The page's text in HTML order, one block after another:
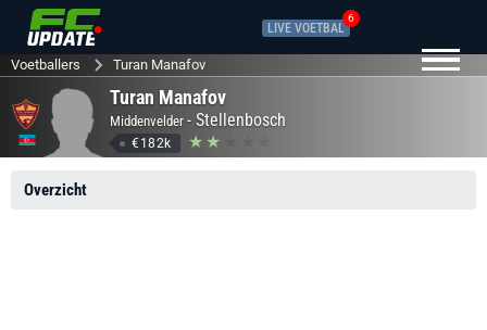
LIVE VOETBAL
6
Voetballers Turan Manafov
Turan Manafov
Middenvelder - Stellenbosch
€182k
Overzicht